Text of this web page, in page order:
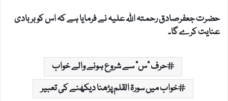
حضرت جعفرصادق رحمتہ اللہ علیہ نے فرمایا ہے کہ اس کو بربادی
عنایت کرے گا۔
حرف "س" سے شروع ہونے والے خواب
خواب میں سورۃ القلم پڑھنا دیکھنے کی تعبیر